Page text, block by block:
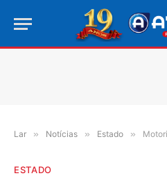
Lar » Notícias » Estado » Motoristas
ESTADO